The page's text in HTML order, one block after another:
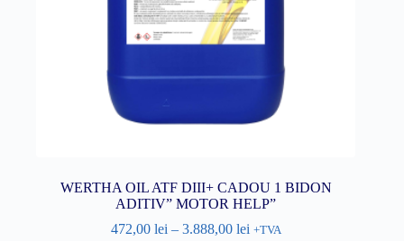
WERTHA OIL ATF DIII+ CADOU 1 BIDON
ADITIV” MOTOR HELP”
472,00 lei – 3.888,00 lei +TVA